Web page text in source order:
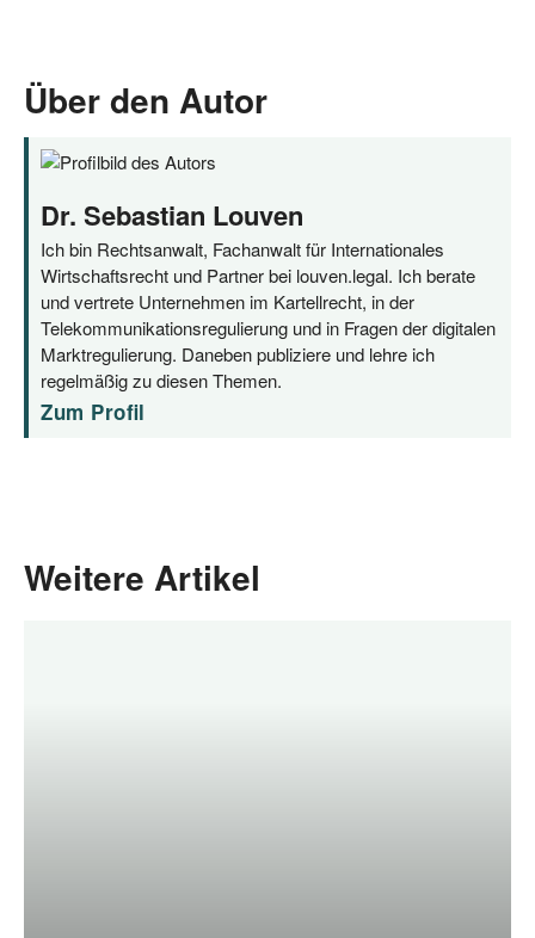
Über den Autor
Dr. Sebastian Louven
Ich bin Rechtsanwalt, Fachanwalt für Internationales
Wirtschaftsrecht und Partner bei louven.legal. Ich berate
und vertrete Unternehmen im Kartellrecht, in der
Telekommunikationsregulierung und in Fragen der digitalen
Marktregulierung. Daneben publiziere und lehre ich
regelmäßig zu diesen Themen.
Zum Profil
Weitere Artikel